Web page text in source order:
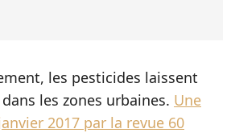
les pesticides laissent
les zones urbaines. Une
2017 par la revue 60